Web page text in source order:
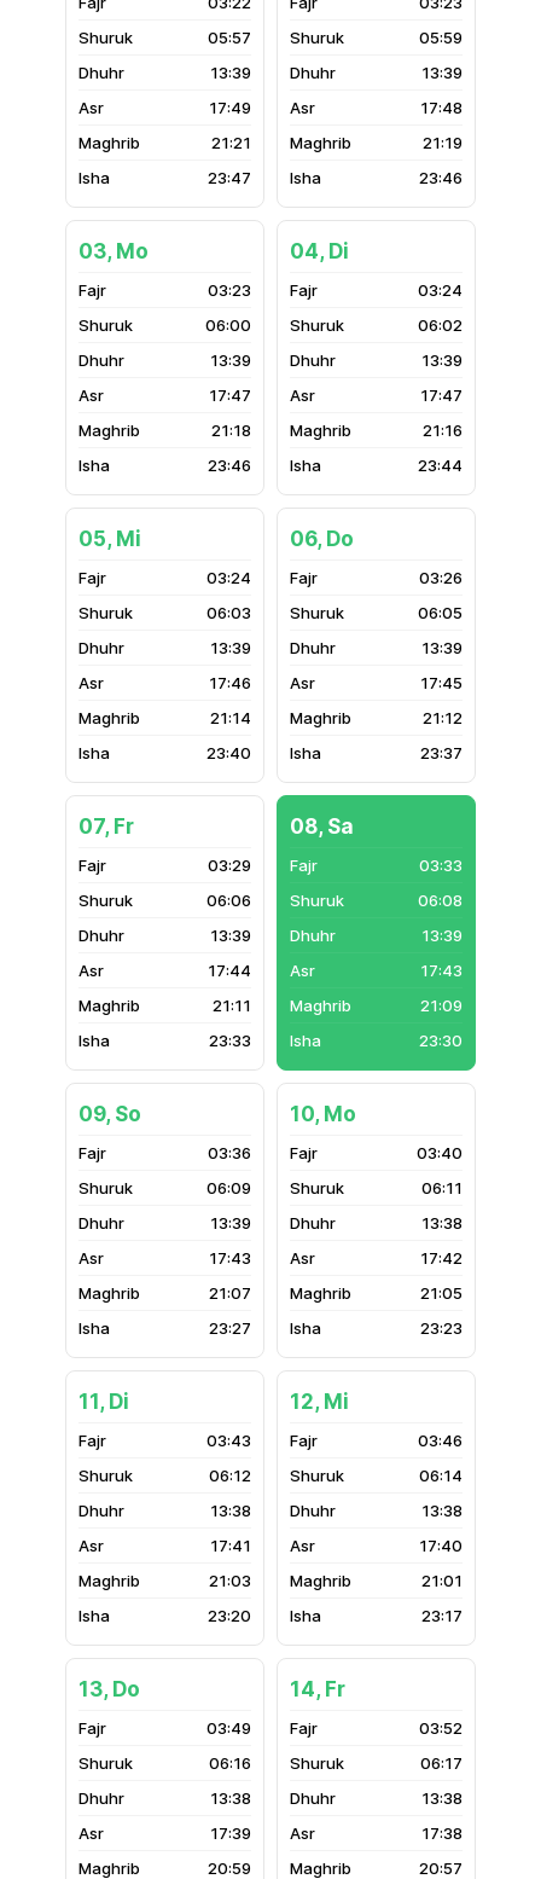
05:57
13:39
17:49
21:21
23:47
05:59
13:39
17:48
21:19
23:46
03, Mo
03:23
06:00
13:39
17:47
21:18
23:46
04, Di
03:24
06:02
13:39
17:47
21:16
23:44
05, Mi
03:24
06:03
13:39
17:46
21:14
23:40
06, Do
03:26
06:05
13:39
17:45
21:12
23:37
07, Fr
03:29
06:06
13:39
17:44
21:11
23:33
08, Sa
03:33
06:08
13:39
17:43
21:09
23:30
09, So
03:36
06:09
13:39
17:43
21:07
23:27
10, Mo
03:40
06:11
13:38
17:42
21:05
23:23
11, Di
03:43
06:12
13:38
17:41
21:03
23:20
12, Mi
03:46
06:14
13:38
17:40
21:01
23:17
13, Do
03:49
06:16
13:38
17:39
20:59
14, Fr
03:52
06:17
13:38
17:38
20:57